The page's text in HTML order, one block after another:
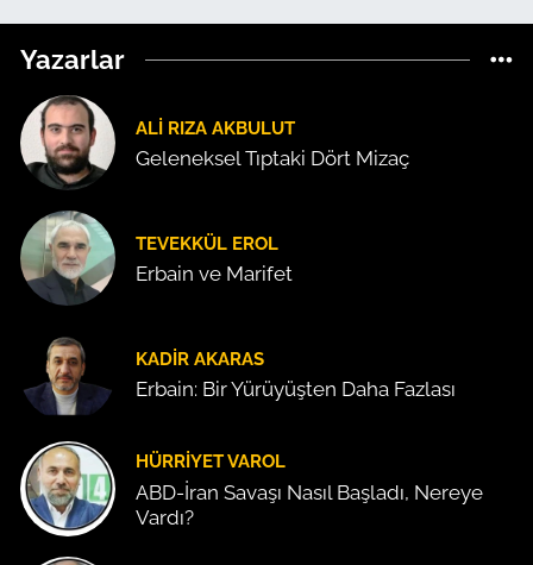
Yazarlar
ALI RIZA AKBULUT
Geleneksel Tıptaki Dört Mizaç
TEVEKKÜL EROL
Erbain ve Marifet
KADIR AKARAS
Erbain: Bir Yürüyüşten Daha Fazlası
HÜRRIYET VAROL
ABD-İran Savaşı Nasıl Başladı, Nereye
Vardı?